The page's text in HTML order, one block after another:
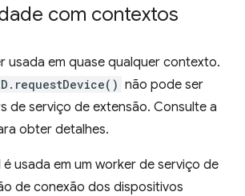
com contextos
usada em quase qualquer contexto.
não pode ser
de serviço de extensão. Consulte a
obter detalhes.
usada em um worker de serviço de
de conexão dos dispositivos